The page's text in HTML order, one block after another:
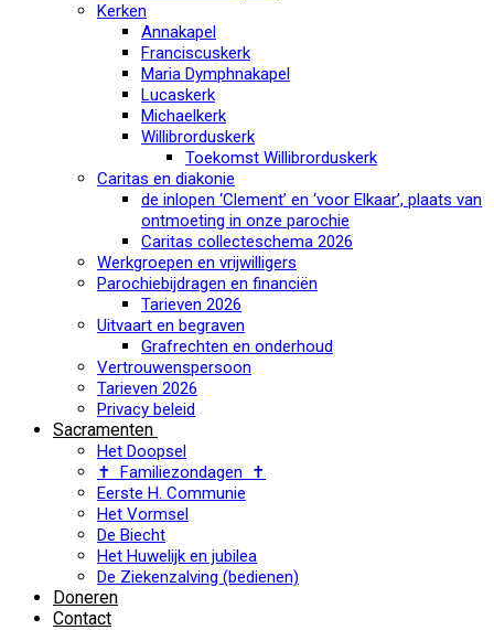
Kerken
Annakapel
Franciscuskerk
Maria Dymphnakapel
Lucaskerk
Michaelkerk
Willibrorduskerk
Toekomst Willibrorduskerk
Caritas en diakonie
de inlopen ‘Clement’ en ‘voor Elkaar’, plaats van
ontmoeting in onze parochie
Caritas collecteschema 2026
Werkgroepen en vrijwilligers
Parochiebijdragen en financiën
Tarieven 2026
Uitvaart en begraven
Grafrechten en onderhoud
Vertrouwenspersoon
Tarieven 2026
Privacy beleid
Sacramenten
Het Doopsel
✝ Familiezondagen ✝
Eerste H. Communie
Het Vormsel
De Biecht
Het Huwelijk en jubilea
De Ziekenzalving (bedienen)
Doneren
Contact